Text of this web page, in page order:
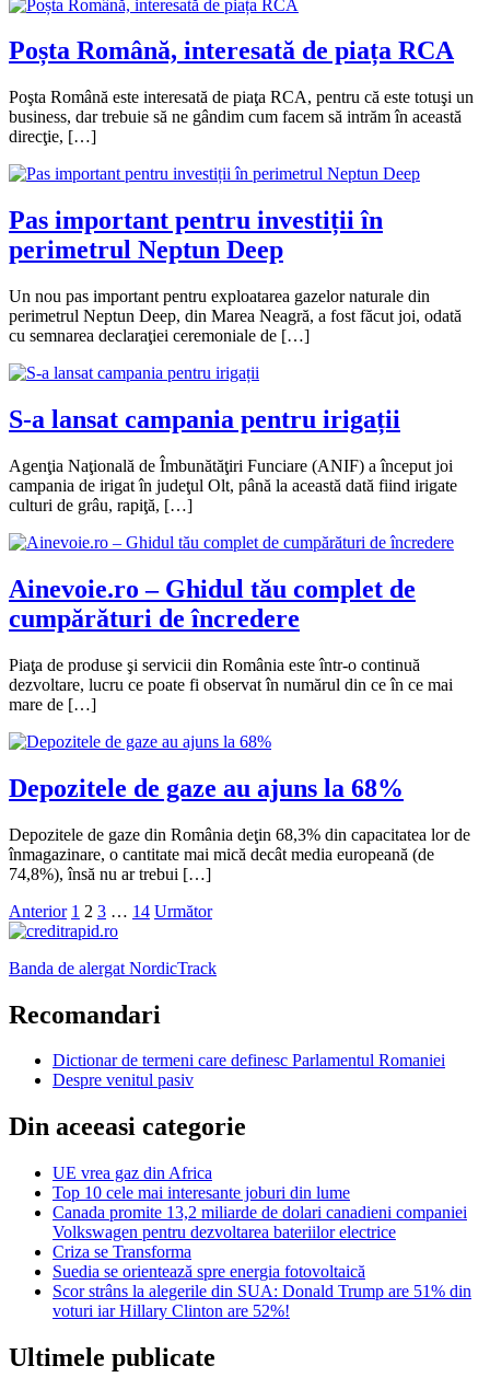
Poșta Română, interesată de piața RCA
Poşta Română este interesată de piaţa RCA, pentru că este totuşi un
business, dar trebuie să ne gândim cum facem să intrăm în această
direcţie, […]
Pas important pentru investiții în
perimetrul Neptun Deep
Un nou pas important pentru exploatarea gazelor naturale din
perimetrul Neptun Deep, din Marea Neagră, a fost făcut joi, odată
cu semnarea declaraţiei ceremoniale de […]
S-a lansat campania pentru irigații
Agenţia Naţională de Îmbunătăţiri Funciare (ANIF) a început joi
campania de irigat în judeţul Olt, până la această dată fiind irigate
culturi de grâu, rapiţă, […]
Ainevoie.ro – Ghidul tău complet de
cumpărături de încredere
Piaţa de produse şi servicii din România este într-o continuă
dezvoltare, lucru ce poate fi observat în numărul din ce în ce mai
mare de […]
Depozitele de gaze au ajuns la 68%
Depozitele de gaze din România deţin 68,3% din capacitatea lor de
înmagazinare, o cantitate mai mică decât media europeană (de
74,8%), însă nu ar trebui […]
Paginație
articole
Anterior 1 2 3 … 14 Următor
Banda de alergat NordicTrack
Recomandari
Dictionar de termeni care definesc Parlamentul Romaniei
Despre venitul pasiv
Din aceeasi categorie
UE vrea gaz din Africa
Top 10 cele mai interesante joburi din lume
Canada promite 13,2 miliarde de dolari canadieni companiei
Volkswagen pentru dezvoltarea bateriilor electrice
Criza se Transforma
Suedia se orientează spre energia fotovoltaică
Scor strâns la alegerile din SUA: Donald Trump are 51% din
voturi iar Hillary Clinton are 52%!
Ultimele publicate